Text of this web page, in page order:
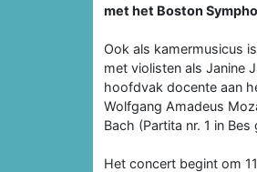
met het Boston
Ook als kamermusicus
met violisten als Janine
hoofdvak docente aan
Wolfgang Amadeus
Bach (Partita nr. 1 in
Het concert begint om